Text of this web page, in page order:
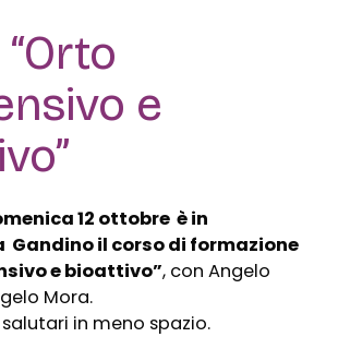
e
12 ottobre è in
Gandino il corso di formazione
e bioattivo”, con Angelo
Mora.
in meno spazio.